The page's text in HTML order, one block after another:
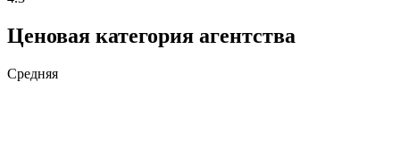
Ценовая категория агентства
Средняя